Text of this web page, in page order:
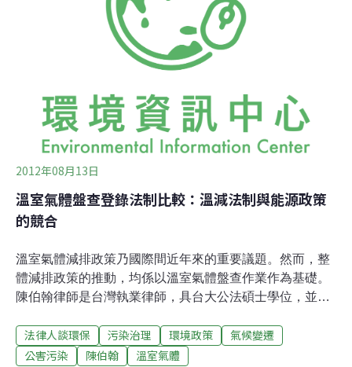
法草案第11條僅以「事業」作為規範對象，其定義依本法
草案第2條係指「具有排放源」之法人、設有代表人或管
理人之非法人團體、設有廢棄物處理場(廠)之機關及其他
經中央主管機關公告之對象。其規範語句甚為抽象，於現
涉至負責總體決策的上游公司，而使其負有盤查登錄
2012年08月13日
溫室氣體盤查登錄法制比較：溫減法制與能源政策
的競合
溫室氣體減排政策乃國際間近年來的重要議題。然而，整
體減排政策的推動，均係以溫室氣體盤查作業作為基礎。
陳伯翰律師是台灣執業律師，具台大公法碩士學位，並為
將我國溫室氣體的盤查登錄機制與今年將正式實施溫減法
的澳國法例作比較，期望能以「溫室氣體盤查登錄法制比
法律人談環保 污染治理 環境政策
氣候變遷
公害污染
陳伯翰 溫室氣體